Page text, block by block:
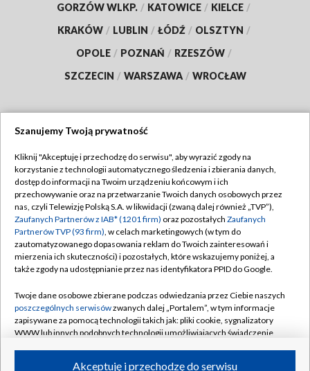
GORZÓW WLKP. / KATOWICE / KIELCE /
KRAKÓW / LUBLIN / ŁÓDŹ / OLSZTYN /
OPOLE / POZNAŃ / RZESZÓW /
SZCZECIN / WARSZAWA / WROCŁAW
TVP
Abonament TVP
Emisja w TVP
Centrum informacji TVP
Naziemna Telewizja Cyfrowa
Rada Programowa
System NOS
Informacje o nadawcy
Regulamin TVP
Polityka prywatności
Moje zgody
Pomoc
Kontakt
Kanały
Szanujemy Twoją prywatność
Kliknij "Akceptuję i przechodzę do serwisu", aby wyrazić zgody na
korzystanie z technologii automatycznego śledzenia i zbierania danych,
dostęp do informacji na Twoim urządzeniu końcowym i ich
przechowywanie oraz na przetwarzanie Twoich danych osobowych przez
nas, czyli Telewizję Polską S.A. w likwidacji (zwaną dalej również „TVP”),
Zaufanych Partnerów z IAB* (1201 firm) oraz pozostałych Zaufanych
Partnerów TVP (93 firm), w celach marketingowych (w tym do
zautomatyzowanego dopasowania reklam do Twoich zainteresowań i
mierzenia ich skuteczności) i pozostałych, które wskazujemy poniżej, a
także zgody na udostępnianie przez nas identyfikatora PPID do Google.
Twoje dane osobowe zbierane podczas odwiedzania przez Ciebie naszych
poszczególnych serwisówzwanych dalej „Portalem”, w tym informacje
zapisywane za pomocą technologii takich jak: pliki cookie, sygnalizatory
WWW lub innych podobnych technologii umożliwiających świadczenie
Akceptuję i przechodzę do serwisu